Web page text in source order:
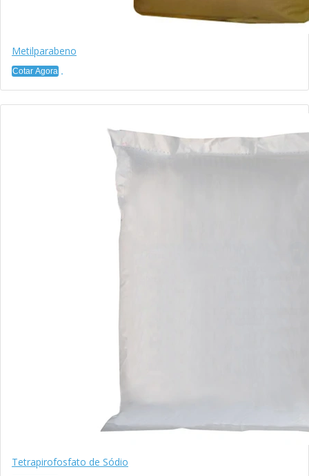
Metilparabeno
Cotar Agora
Tetrapirofosfato de Sódio